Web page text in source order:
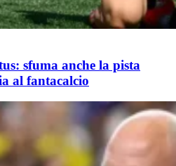
sfuma anche la pista
al fantacalcio